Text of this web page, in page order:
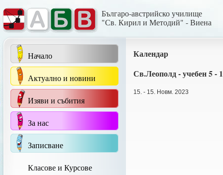
Българо-австрийско училище
"Св. Кирил и Методий" - Виена
Начало
Актуално и новини
Изяви и събития
За нас
Записване
Класове и Курсове
Календар
Св.Леополд - учебен 5 -
15. - 15. Новм. 2023